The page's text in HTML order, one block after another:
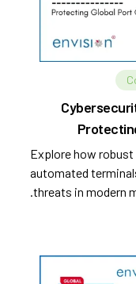
Explore how
automated
threats in modern